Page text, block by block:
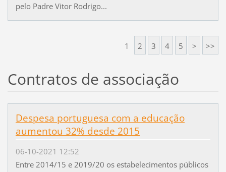
pelo Padre Vitor Rodrigo...
1 2 3 4 5 > >>
Contratos de associação
Despesa portuguesa com a educação
aumentou 32% desde 2015
06-10-2021 12:52
Entre 2014/15 e 2019/20 os estabelecimentos públicos